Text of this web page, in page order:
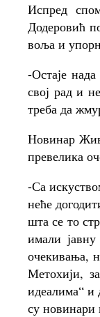
Испред
Додеровић
воља и
-Остаје
свој рад и
треба да
Новинар
превелика
-Са
неће
шта се то
имали
очекивања,
Метохији,
идеалима“ и
су новинари